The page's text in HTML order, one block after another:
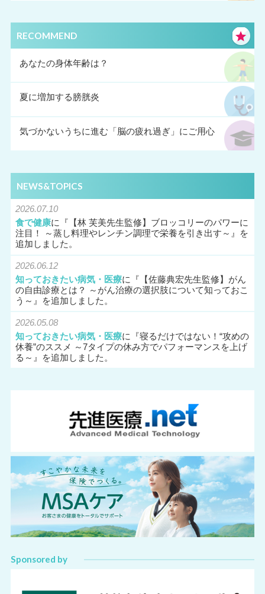
RECOMMEND
あなたの身体年齢は？
夏に増加する膀胱炎
気づかないうちに進む「脳の疲れ過ぎ」にご用心
NEWS&TOPICS
2026.07.10
食で健康に『 【林 芙美先生監修】ブロッコリーのパワーに
注目！ ～蒸し料理やレンチン調理で栄養を引き出す～ 』を
追加しました。
2026.06.12
知っておきたい病気・医療に『 【佐藤典宏先生監修】がん
の自由診療とは？ ～がん治療の選択肢について知っておこ
う～ 』を追加しました。
2026.05.08
知っておきたい病気・医療に『寝るだけではない！“攻めの
休養”のススメ ～7タイプの休み方でパフォーマンスを上げ
る～ 』を追加しました。
Sponsored by